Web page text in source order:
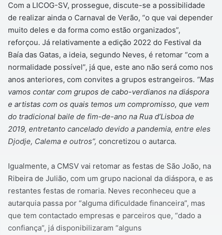
Com a LICOG-SV, prossegue, discute-se a possibilidade
de realizar ainda o Carnaval de Verão, “o que vai depender
muito deles e da forma como estão organizados”,
reforçou. Já relativamente a edição 2022 do Festival da
Baía das Gatas, a ideia, segundo Neves, é retomar “com a
normalidade possível”, já que, este ano não será como nos
anos anteriores, com convites a grupos estrangeiros. “Mas
vamos contar com grupos de cabo-verdianos na diáspora
e artistas com os quais temos um compromisso, que vem
do tradicional baile de fim-de-ano na Rua d’Lisboa de
2019, entretanto cancelado devido a pandemia, entre eles
Djodje, Calema e outros”, concretizou o autarca.
Igualmente, a CMSV vai retomar as festas de São João, na
Ribeira de Julião, com um grupo nacional da diáspora, e as
restantes festas de romaria. Neves reconheceu que a
autarquia passa por “alguma dificuldade financeira”, mas
que tem contactado empresas e parceiros que, “dado a
confiança”, já disponibilizaram “alguns